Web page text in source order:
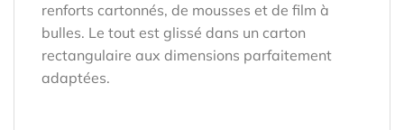
renforts cartonnés, de mousses et de film à
bulles. Le tout est glissé dans un carton
rectangulaire aux dimensions parfaitement
adaptées.